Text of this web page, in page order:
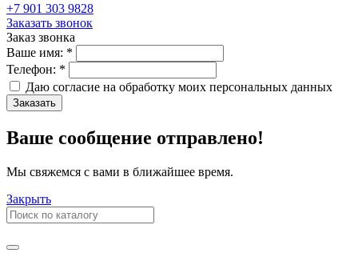
+7 901 303 9828
Заказать звонок
Заказ звонка
Ваше имя: *
Телефон: *
Даю согласие на обработку моих персональных данных
Заказать
Ваше сообщение отправлено!
Мы свяжемся с вами в ближайшее время.
Закрыть